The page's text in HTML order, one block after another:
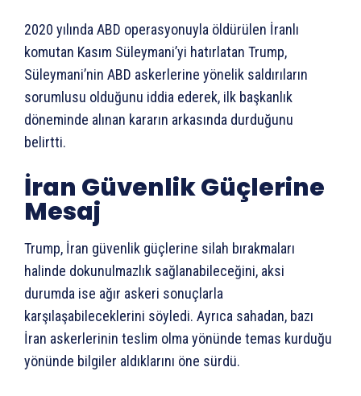
2020 yılında ABD operasyonuyla öldürülen İranlı
komutan Kasım Süleymani’yi hatırlatan Trump,
Süleymani’nin ABD askerlerine yönelik saldırıların
sorumlusu olduğunu iddia ederek, ilk başkanlık
döneminde alınan kararın arkasında durduğunu
belirtti.
İran Güvenlik Güçlerine
Mesaj
Trump, İran güvenlik güçlerine silah bırakmaları
halinde dokunulmazlık sağlanabileceğini, aksi
durumda ise ağır askeri sonuçlarla
karşılaşabileceklerini söyledi. Ayrıca sahadan, bazı
İran askerlerinin teslim olma yönünde temas kurduğu
yönünde bilgiler aldıklarını öne sürdü.